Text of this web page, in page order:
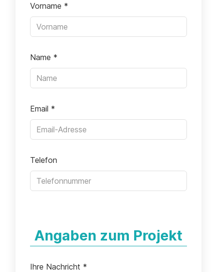
Vorname *
Name *
Email *
Telefon
Angaben zum Projekt
Ihre Nachricht *